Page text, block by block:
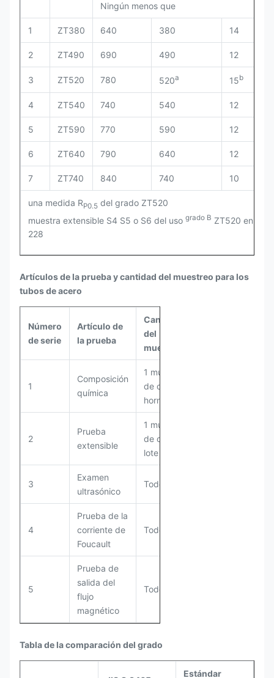
Ningún menos que
1 ZT380 640 380 14
2 ZT490 690 490 12
3 ZT520 780 520a 15b
4 ZT540 740 540 12
5 ZT590 770 590 12
6 ZT640 790 640 12
7 ZT740 840 740 10
una medida RP0.5 del grado ZT520
muestra extensible S4 S5 o S6 del uso grado B ZT520 en GB/
228
Artículos de la prueba y cantidad del muestreo para los
tubos de acero
Número
de serie
Artículo de
la prueba
Cantidad
del
muestreo
1
Composición
química
1 muestra
de cada
horno
2
Prueba
extensible
1 muestra
de cada
lote
3
Examen
ultrasónico
Todos
4
Prueba de la
corriente de
Foucault
Todos
5
Prueba de
salida del
flujo
magnético
Todos
Tabla de la comparación del grado
Estándar